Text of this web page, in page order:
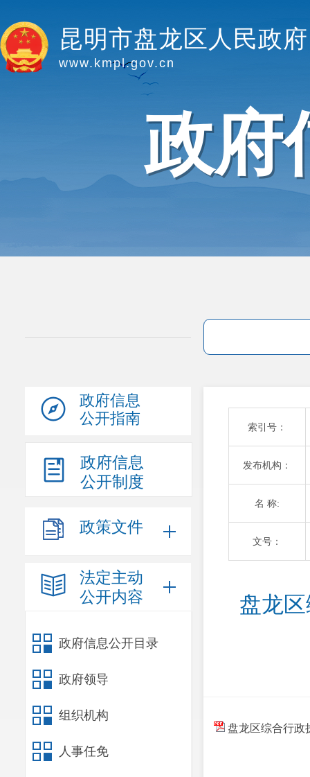
昆明市盘龙区人民政府
www.kmpl.gov.cn
政府
政府信息
公开指南
政府信息
公开制度
政策文件
法定主动
公开内容
政府信息公开目录
政府领导
组织机构
人事任免
索引号：
发布机构：
名 称:
文号：
盘龙
盘龙区综合行